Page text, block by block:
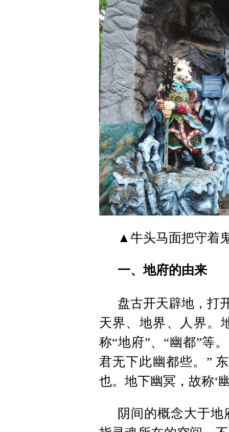
▲牛头马面把守着
一、地府的由来
盘古开天辟地，打
天界、地界、人界。
称“地府”、“幽都”等
君无下此幽都些。”
也。地下幽冥，故称‘
阴间的概念大于